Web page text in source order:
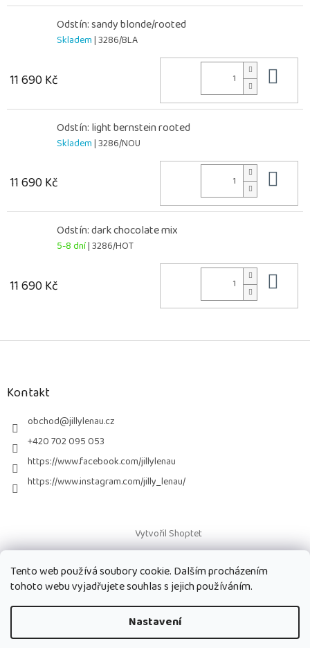
Tento web používá soubory cookie. Dalším procházením
tohoto webu vyjadřujete souhlas s jejich používáním.
Nastavení
Odstín: sandy blonde/rooted
Skladem| 3286/BLA
11 690 Kč
Odstín: light bernstein rooted
Skladem| 3286/NOU
11 690 Kč
Odstín: dark chocolate mix
5-8 dní| 3286/HOT
11 690 Kč
Z
Kontakt
obchod@jillylenau.cz
+420 702 095 053
https://www.facebook.com/jillylenau
https://www.instagram.com/jilly_lenau/
Vytvořil Shoptet
Copyright 2026Paruky Jilly Lenau s.r.o.. Všechna práva vyhrazena.